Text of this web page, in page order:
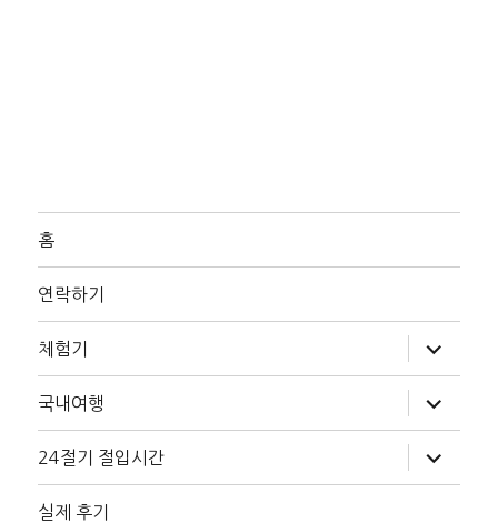
홈
연락하기
체험기
위
메
확
장
국내여행
위
메
확
장
24절기 절입시간
위
메
실제 후기